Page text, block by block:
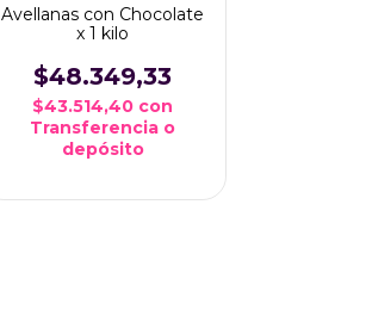
Avellanas con Chocolate
x 1 kilo
$48.349,33
$43.514,40 con
Transferencia o
depósito